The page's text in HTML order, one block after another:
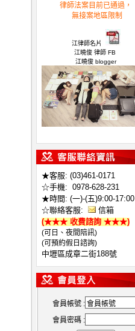
律師法案目前已通過，
無接案地區限制
江律師名片
江曉俊 律師 FB
江曉俊 blogger
★客服: (03)461-0171
☆手機: 0978-628-231
★時間: (一)-(五)9:00-17:00
☆聯絡客服:
信箱
(★★★ 收費諮詢 ★★★)
(可日、夜間陪訊)
(可預約假日諮詢)
中壢區成章二街188號
會員帳號 :
會員密碼 :